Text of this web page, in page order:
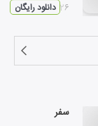
۰۵:۲۶دانلود رایگان
سفر